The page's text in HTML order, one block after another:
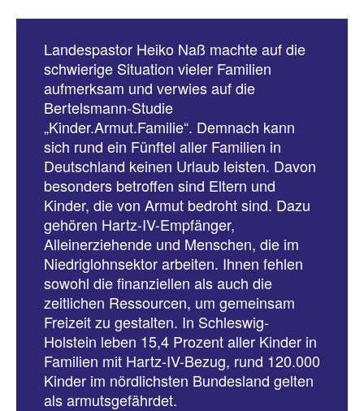
Landespastor Heiko Naß machte auf die
schwierige Situation vieler Familien
aufmerksam und verwies auf die
Bertelsmann-Studie
„Kinder.Armut.Familie“. Demnach kann
sich rund ein Fünftel aller Familien in
Deutschland keinen Urlaub leisten. Davon
besonders betroffen sind Eltern und
Kinder, die von Armut bedroht sind. Dazu
gehören Hartz-IV-Empfänger,
Alleinerziehende und Menschen, die im
Niedriglohnsektor arbeiten. Ihnen fehlen
sowohl die finanziellen als auch die
zeitlichen Ressourcen, um gemeinsam
Freizeit zu gestalten. In Schleswig-
Holstein leben 15,4 Prozent aller Kinder in
Familien mit Hartz-IV-Bezug, rund 120.000
Kinder im nördlichsten Bundesland gelten
als armutsgefährdet.